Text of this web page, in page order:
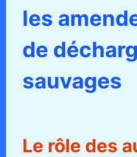
les
de
sauvages
Le rôle des